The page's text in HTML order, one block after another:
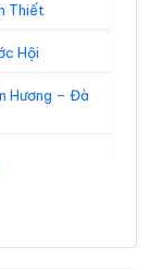
Thiết
Hội
Hương – Đà